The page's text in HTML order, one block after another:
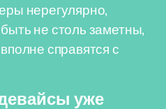
нерегулярно,
не столь заметны,
справятся с
уже